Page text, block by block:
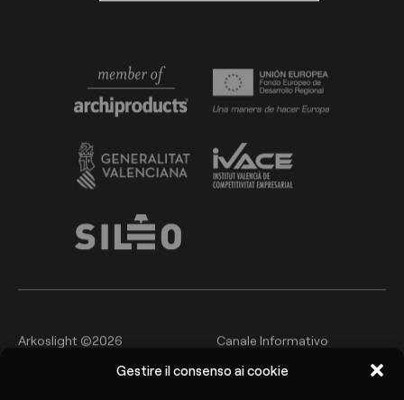
Gestire il consenso ai cookie
Arkoslight ©2026 Canale Informativo
Politica sulla privacy e sulla